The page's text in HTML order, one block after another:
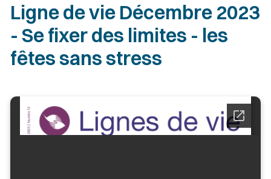
Ligne de vie Décembre 2023
- Se fixer des limites - les
fêtes sans stress